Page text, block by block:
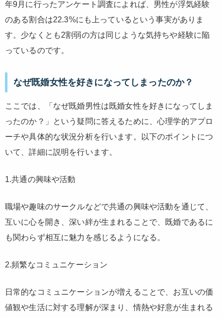
年9月に行ったアンケート調査によれば、男性が浮気経験
のある割合は22.3%にも上っているという事実がありま
す。少なくとも2割弱の方は同じような気持ちや経験に陥
っているのです。
なぜ既婚女性を好きになってしまったのか？
ここでは、「なぜ既婚男性は既婚女性を好きになってしま
ったのか？」という疑問に答えるために、心理学的アプロ
ーチや具体的な状況分析を行います。以下のポイントにつ
いて、詳細に説明を行います。
1.共通の興味や活動
職場や趣味のサークルなどで共通の興味や活動を通じて、
互いに心を開き、深い絆が生まれることで、既婚であるに
も関わらず相互に魅力を感じるようになる。
2.頻繁なコミュニケーション
日常的なコミュニケーションが増えることで、お互いの価
値観や生活に対する理解が深まり、情熱や好意が生まれる